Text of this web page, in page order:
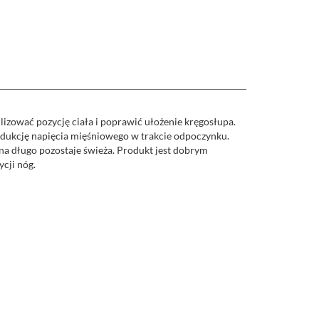
pozycję ciała i poprawić ułożenie kręgosłupa.
napięcia mięśniowego w trakcie odpoczynku.
długo pozostaje świeża. Produkt jest dobrym
nóg.